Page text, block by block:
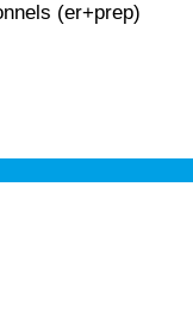
(er+prep)